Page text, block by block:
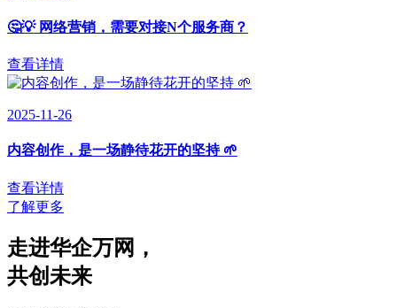
🤔💡 网络营销，需要对接N个服务商？
查看详情
2025-11-26
内容创作，是一场静待花开的坚持 🌱
查看详情
了解更多
走进华企万网 ，
共创未来